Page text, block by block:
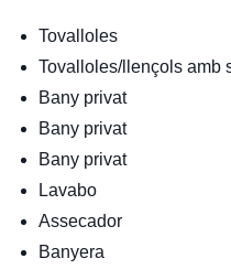
Tovalloles
Tovalloles/llençols amb
Bany privat
Bany privat
Bany privat
Lavabo
Assecador
Banyera